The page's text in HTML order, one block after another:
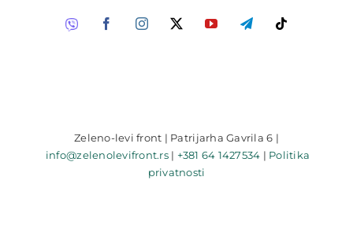
Zeleno-levi front | Patrijarha Gavrila 6 |
info@zelenolevifront.rs| +381 64 1427534 | Politika
privatnosti